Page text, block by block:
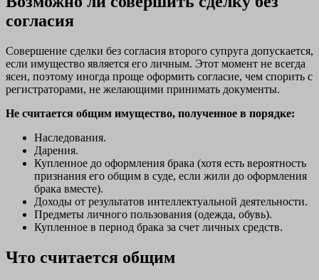
согласия
Совершение сделки без согласия второго супруга допускается,
если имущество является его личным. Этот момент не всегда
ясен, поэтому иногда проще оформить согласие, чем спорить с
регистраторами, не желающими принимать документы.
Не считается общим имущество, полученное в порядке:
Наследования.
Дарения.
Купленное до оформления брака (хотя есть вероятность
признания его общим в суде, если жили до оформления
брака вместе).
Доходы от результатов интеллектуальной деятельности.
Предметы личного пользования (одежда, обувь).
Купленное в период брака за счет личных средств.
Что считается общим